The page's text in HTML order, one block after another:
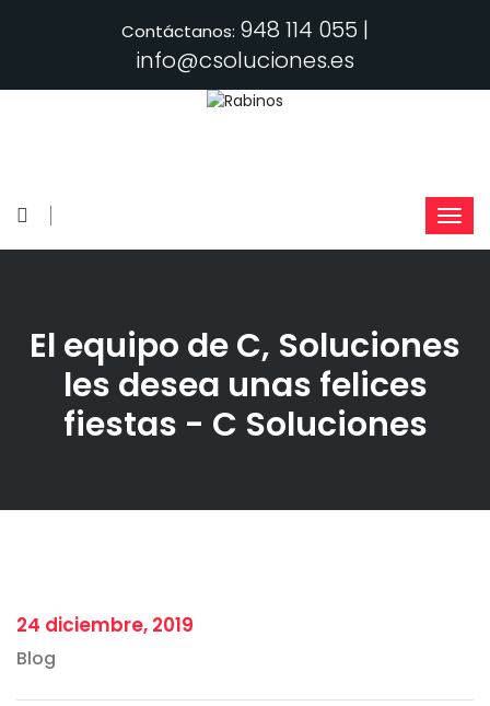
Contáctanos: 948 114 055 |
info@csoluciones.es
El equipo de C, Soluciones
les desea unas felices
fiestas - C Soluciones
24 diciembre, 2019
Blog